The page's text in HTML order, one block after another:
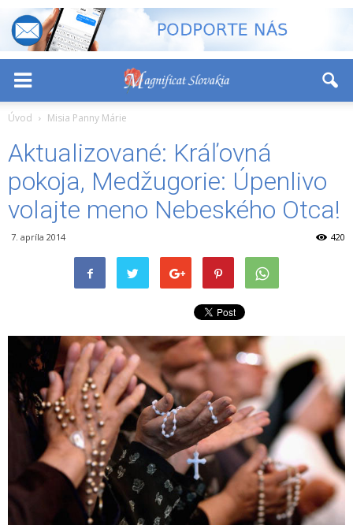
Úvod Misia Panny Márie
Aktualizované: Kráľovná
pokoja, Medžugorie: Úpenlivo
volajte meno Nebeského Otca!
7. apríla 2014 420
+